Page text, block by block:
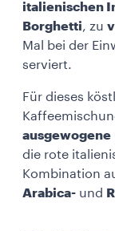
italienischen
Borghetti, zu
Mal bei der
serviert.
Für dieses
ausgewogene
die rote
Kombination
Arabica- und